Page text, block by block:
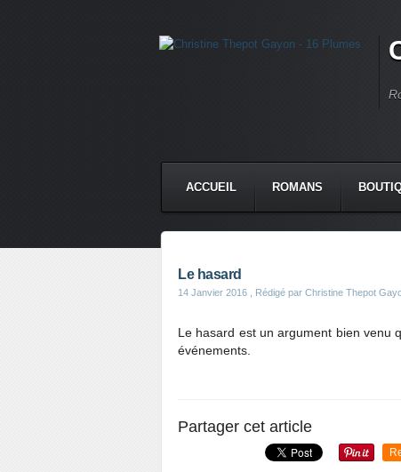
ACCUEIL ROMANS
Le hasard
14 Janvier 2016 , Rédigé par Christine Thepot
Le hasard est un argument bien venu
événements.
Partager cet article